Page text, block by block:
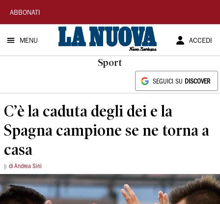
La
Nuova
Sardegna
ABBONATI
MENU ACCEDI
Sport
SEGUICI SU DISCOVER
C’è la caduta degli dei e la
Spagna campione se ne torna a
casa
di Andrea Sini